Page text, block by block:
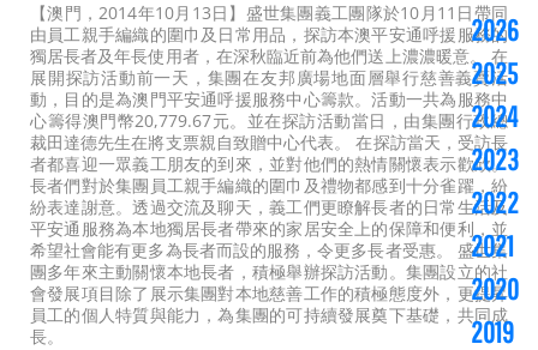
【澳門，2014年10月13日】盛世集團義工團隊於10月11日帶同
由員工親手編織的圍巾及日常用品，探訪本澳平安通呼援服務的
獨居長者及年長使用者，在深秋臨近前為他們送上濃濃暖意。 在
展開探訪活動前一天，集團在友邦廣場地面層舉行慈善義賣活
動，目的是為澳門平安通呼援服務中心籌款。活動一共為服務中
心籌得澳門幣20,779.67元。並在探訪活動當日，由集團行政總
裁田達德先生在將支票親自致贈中心代表。 在探訪當天，受訪長
者都喜迎一眾義工朋友的到來，並對他們的熱情關懷表示歡欣。
長者們對於集團員工親手編織的圍巾及禮物都感到十分雀躍，紛
紛表達謝意。透過交流及聊天，義工們更瞭解長者的日常生活及
平安通服務為本地獨居長者帶來的家居安全上的保障和便利，並
希望社會能有更多為長者而設的服務，令更多長者受惠。 盛世集
團多年來主動關懷本地長者，積極舉辦探訪活動。集團設立的社
會發展項目除了展示集團對本地慈善工作的積極態度外，更提昇
員工的個人特質與能力，為集團的可持續發展奠下基礎，共同成
長。
2026
2025
2024
2023
2022
2021
2020
2019